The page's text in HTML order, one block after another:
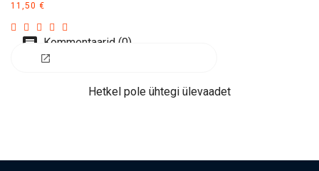
11,50 €
Kommentaarid (0)
Hetkel pole ühtegi ülevaadet